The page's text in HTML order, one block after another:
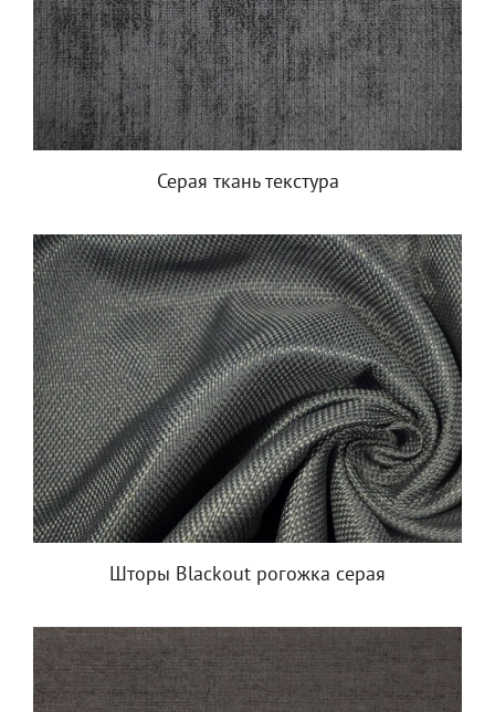
Серая ткань текстура
Шторы Blackout рогожка серая